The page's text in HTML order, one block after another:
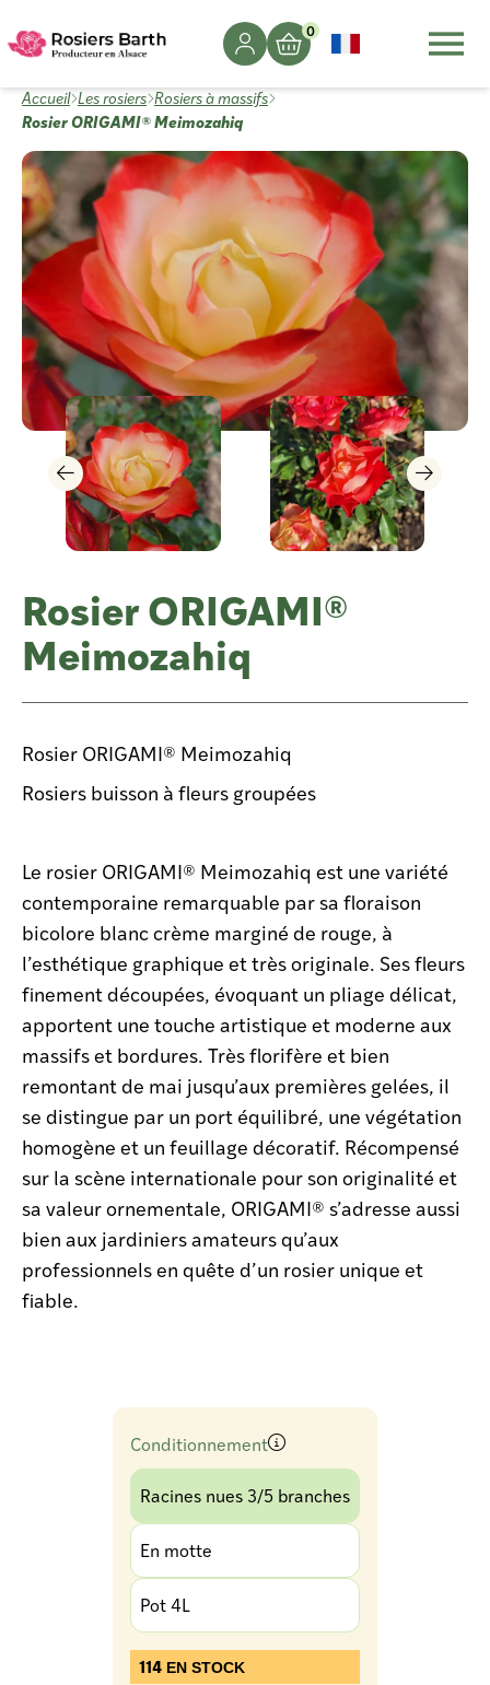
0
Accueil Les rosiers Rosiers à massifs
Rosier ORIGAMI® Meimozahiq
Rosier ORIGAMI®
Meimozahiq
Rosier ORIGAMI® Meimozahiq
Rosiers buisson à fleurs groupées
Le rosier ORIGAMI® Meimozahiq est une variété
contemporaine remarquable par sa floraison
bicolore blanc crème marginé de rouge, à
l’esthétique graphique et très originale. Ses fleurs
finement découpées, évoquant un pliage délicat,
apportent une touche artistique et moderne aux
massifs et bordures. Très florifère et bien
remontant de mai jusqu’aux premières gelées, il
se distingue par un port équilibré, une végétation
homogène et un feuillage décoratif. Récompensé
sur la scène internationale pour son originalité et
sa valeur ornementale, ORIGAMI® s’adresse aussi
bien aux jardiniers amateurs qu’aux
professionnels en quête d’un rosier unique et
fiable.
Conditionnement
Racines nues 3/5 branches
En motte
Pot 4L
114 EN STOCK